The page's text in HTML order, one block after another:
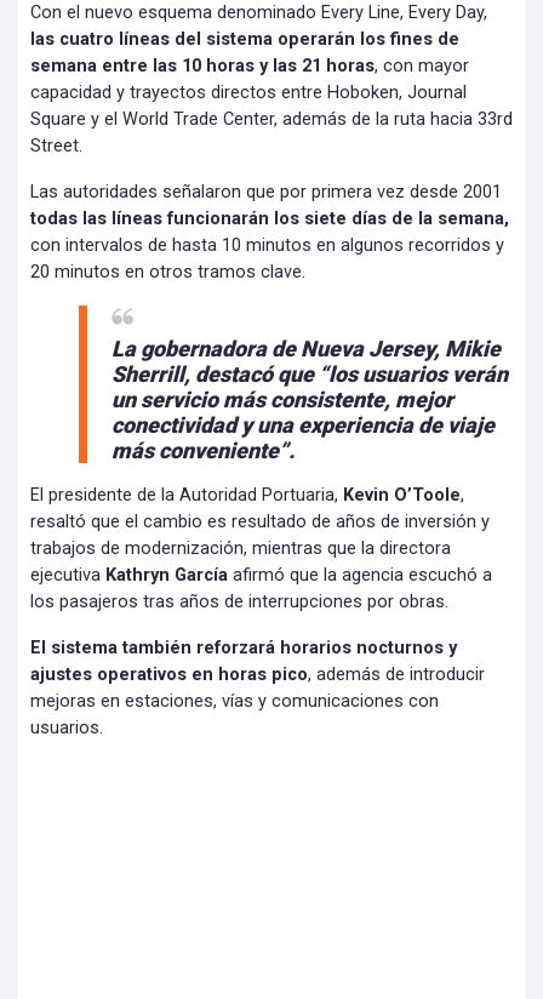
Con el nuevo esquema denominado Every Line, Every Day,
las cuatro líneas del sistema operarán los fines de
semana entre las 10 horas y las 21 horas, con mayor
capacidad y trayectos directos entre Hoboken, Journal
Square y el World Trade Center, además de la ruta hacia 33rd
Street.
Las autoridades señalaron que por primera vez desde 2001
todas las líneas funcionarán los siete días de la semana,
con intervalos de hasta 10 minutos en algunos recorridos y
20 minutos en otros tramos clave.
La gobernadora de Nueva Jersey, Mikie
Sherrill, destacó que “los usuarios verán
un servicio más consistente, mejor
conectividad y una experiencia de viaje
más conveniente”.
El presidente de la Autoridad Portuaria, Kevin O’Toole,
resaltó que el cambio es resultado de años de inversión y
trabajos de modernización, mientras que la directora
ejecutiva Kathryn García afirmó que la agencia escuchó a
los pasajeros tras años de interrupciones por obras.
El sistema también reforzará horarios nocturnos y
ajustes operativos en horas pico, además de introducir
mejoras en estaciones, vías y comunicaciones con
usuarios.